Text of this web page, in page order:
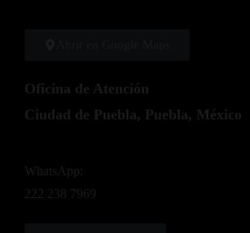
Oficina de Atención
Ciudad de Puebla, Puebla, México
WhatsApp:
222 238 7969